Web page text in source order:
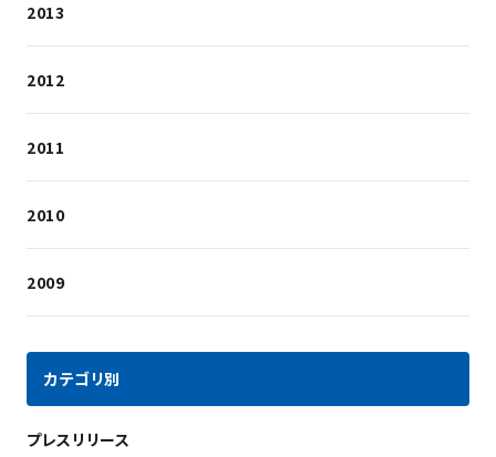
2013
2012
2011
2010
2009
カテゴリ別
プレスリリース